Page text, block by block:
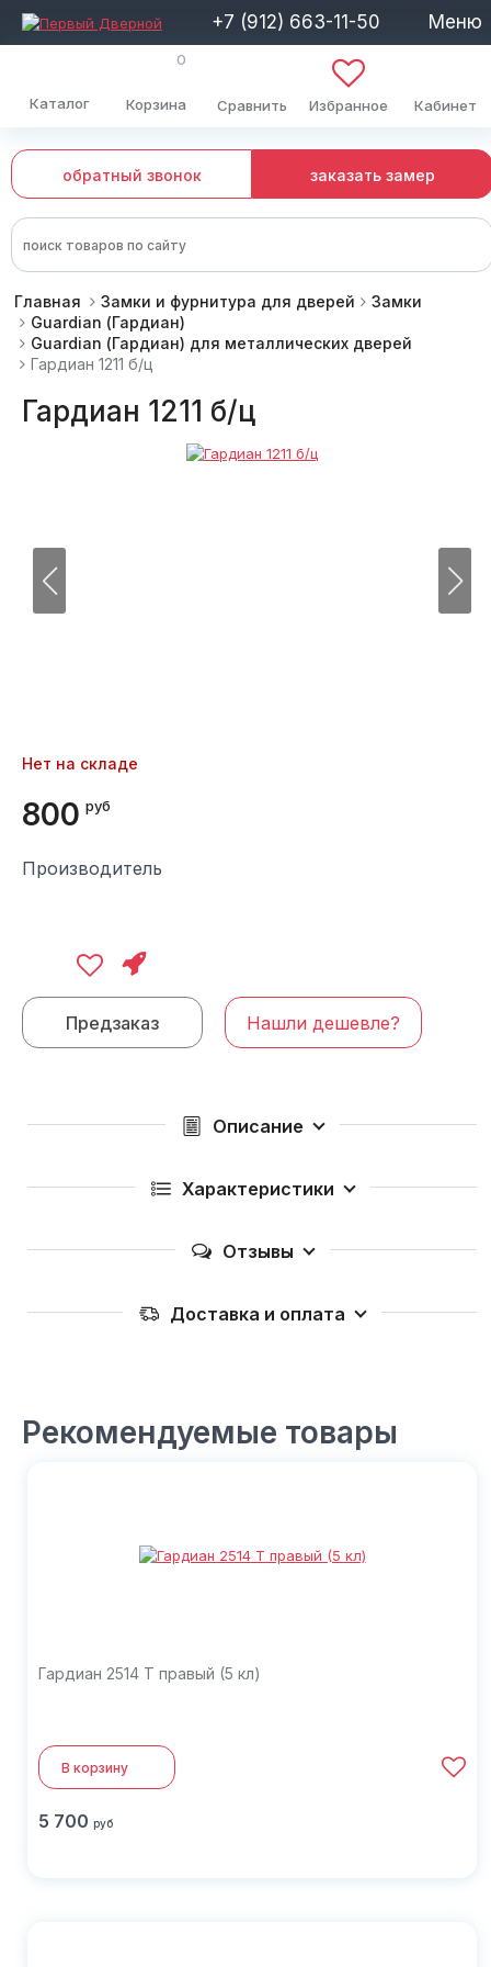
+7 (912) 663-11-50 Меню
Каталог
0
Корзина Сравнить Избранное Кабинет
обратный звонок заказать замер
Главная Замки и фурнитура для дверей
Замки
Guardian (Гардиан)
Guardian (Гардиан) для металлических дверей
Гардиан 1211 б/ц
Гардиан 1211 б/ц
Нет на складе
800 руб
Производитель
Предзаказ Нашли дешевле?
Описание
Характеристики
Отзывы
Доставка и оплата
Рекомендуемые товары
Гардиан 2514 Т правый (5 кл)
В корзину
5 700 руб